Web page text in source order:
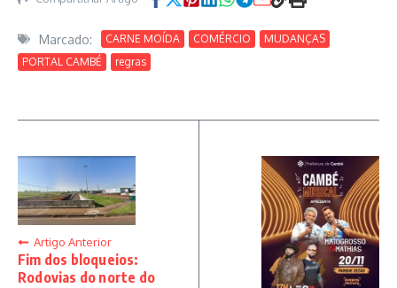
Marcado: CARNE MOÍDA COMÉRCIO
MUDANÇAS
PORTAL CAMBÉ
regras
Artigo Anterior
Fim dos bloqueios:
Rodovias do norte do